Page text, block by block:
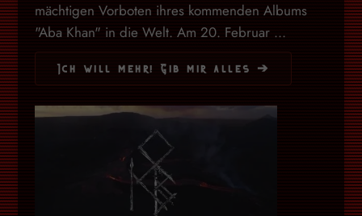
mächtigen Vorboten ihres kommenden Albums
"Aba Khan" in die Welt. Am 20. Februar ...
Ich will mehr! Gib mir alles ➔